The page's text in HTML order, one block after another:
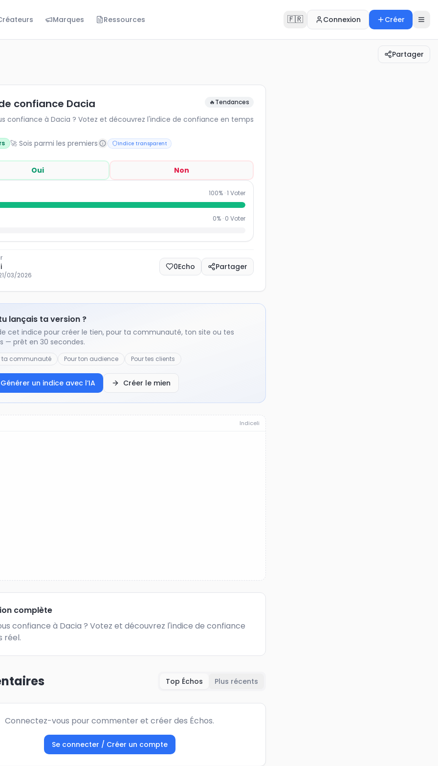
Marques Ressources 🇫🇷 Connexion Créer
Partager
Daciaà Dacia ? Votez et découvrez l'indice de confiance en temps réel.
confiance Dacia 🔥Tendances
confiance à Dacia ? Votez et découvrez l'indice de confiance en temps
🚀 Sois parmi les premiers Indice transparent
Oui Non
100% ·1 Voter
0% · 0 Voter
03/2026
0Echo Partager
lançais ta version ?
cet indice pour créer le tien, pour ta communauté, ton site ou tes
— prêt en 30 secondes.
ta communauté Pour ton audience Pour tes clients
Générer un indice avec l’IA Créer le mien
Indiceli
complète
confiance à Dacia ? Votez et découvrez l'indice de confiance
réel.
Top Échos Plus récents
Connectez-vous pour commenter et créer des Échos.
Se connecter / Créer un compte